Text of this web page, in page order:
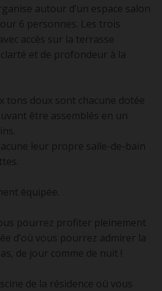
autour d’un espace salon
6 personnes. Les trois
accès sur la terrasse
et de profondeur à la
tons doux sont chacune dotée
être assemblés en un
leur propre salle-de-bain
équipée.
pourrez profiter pleinement
d’où vous pourrez admirer la
de jour comme de nuit !
de la résidence où vous